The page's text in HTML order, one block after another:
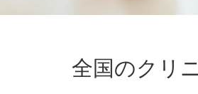
全国のクリ